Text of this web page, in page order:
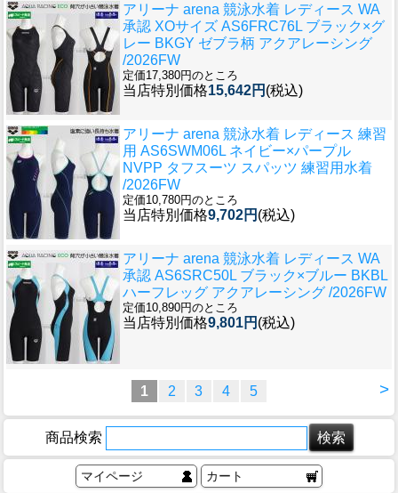
アリーナ arena 競泳水着 レディース WA
承認 XOサイズ AS6FRC76L ブラック×グ
レー BKGY ゼブラ柄 アクアレーシング
/2026FW
定価17,380円のところ
当店特別価格15,642円 (税込)
アリーナ arena 競泳水着 レディース 練習
用 AS6SWM06L ネイビー×パープル
NVPP タフスーツ スパッツ 練習用水着
/2026FW
定価10,780円のところ
当店特別価格9,702円 (税込)
アリーナ arena 競泳水着 レディース WA
承認 AS6SRC50L ブラック×ブルー BKBL
ハーフレッグ アクアレーシング /2026FW
定価10,890円のところ
当店特別価格9,801円 (税込)
>
1 2 3 4 5
商品検索
マイページ カート